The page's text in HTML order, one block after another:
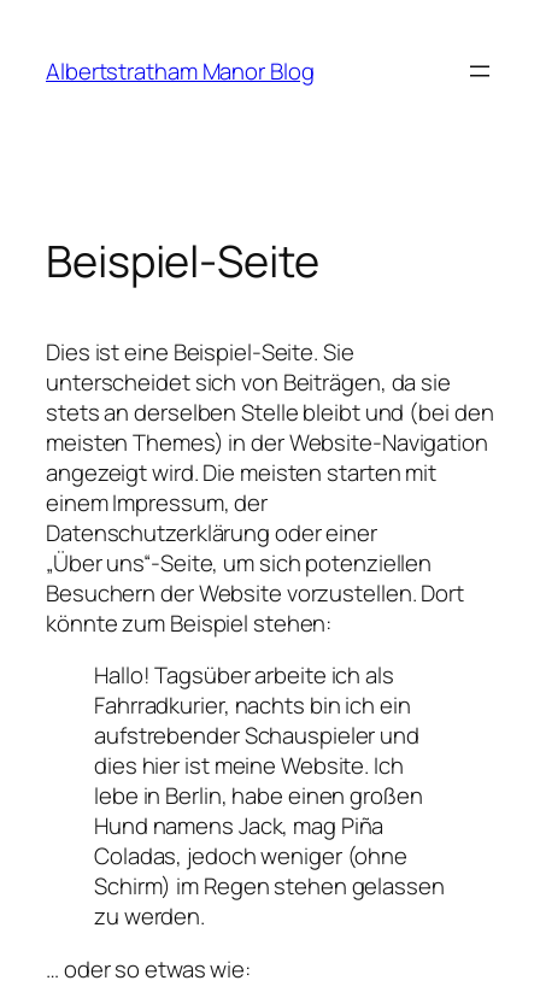
springen
Albertstratham Manor Blog
Beispiel-Seite
Dies ist eine Beispiel-Seite. Sie
unterscheidet sich von Beiträgen, da sie
stets an derselben Stelle bleibt und (bei den
meisten Themes) in der Website-Navigation
angezeigt wird. Die meisten starten mit
einem Impressum, der
Datenschutzerklärung oder einer
„Über uns“-Seite, um sich potenziellen
Besuchern der Website vorzustellen. Dort
könnte zum Beispiel stehen:
Hallo! Tagsüber arbeite ich als
Fahrradkurier, nachts bin ich ein
aufstrebender Schauspieler und
dies hier ist meine Website. Ich
lebe in Berlin, habe einen großen
Hund namens Jack, mag Piña
Coladas, jedoch weniger (ohne
Schirm) im Regen stehen gelassen
zu werden.
… oder so etwas wie: